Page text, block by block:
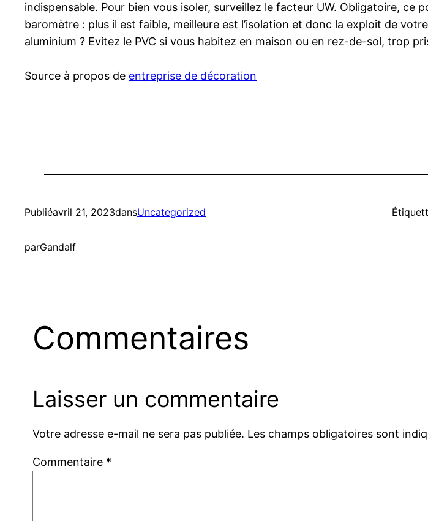
indispensable. Pour bien vous isoler, surveillez le facteur UW. Obligatoire,
baromètre : plus il est faible, meilleure est l’isolation et donc la exploit de
aluminium ? Evitez le PVC si vous habitez en maison ou en rez-de-sol, trop
Source à propos de entreprise de décoration
Publiéavril 21, 2023dansUncategorized
parGandalf
Commentaires
Laisser un commentaire
Votre adresse e-mail ne sera pas publiée. Les champs obligatoires sont
Commentaire *